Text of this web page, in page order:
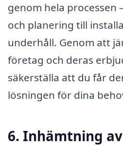
genom hela processen
och planering till
underhåll. Genom att
företag och deras
säkerställa att du får
lösningen för dina
6. Inhämtning